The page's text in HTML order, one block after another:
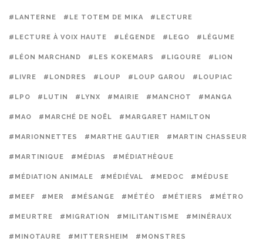
#LANTERNE #LE TOTEM DE MIKA #LECTURE
#LECTURE À VOIX HAUTE #LÉGENDE #LEGO #LÉGUME
#LÉON MARCHAND #LES KOKEMARS #LIGOURE #LION
#LIVRE #LONDRES #LOUP #LOUP GAROU #LOUPIAC
#LPO #LUTIN #LYNX #MAIRIE #MANCHOT #MANGA
#MAO #MARCHÉ DE NOËL #MARGARET HAMILTON
#MARIONNETTES #MARTHE GAUTIER #MARTIN CHASSEUR
#MARTINIQUE #MÉDIAS #MÉDIATHÈQUE
#MÉDIATION ANIMALE #MÉDIÉVAL #MEDOC #MÉDUSE
#MEEF #MER #MÉSANGE #MÉTÉO #MÉTIERS #MÉTRO
#MEURTRE #MIGRATION #MILITANTISME #MINÉRAUX
#MINOTAURE #MITTERSHEIM #MONSTRES